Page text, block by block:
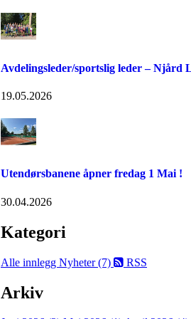
Avdelingsleder/sportslig leder – Njård
19.05.2026
Utendørsbanene åpner fredag 1 Mai !
30.04.2026
Kategori
Alle innlegg Nyheter (7) RSS
Arkiv